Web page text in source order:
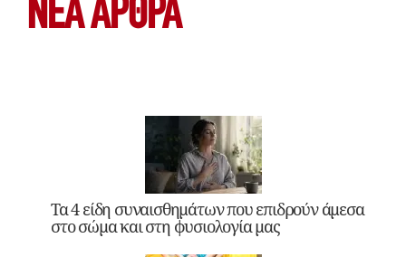
ΝΕΑ ΆΡΘΡΑ
Τα 4 είδη συναισθημάτων που επιδρούν άμεσα
στο σώμα και στη φυσιολογία μας